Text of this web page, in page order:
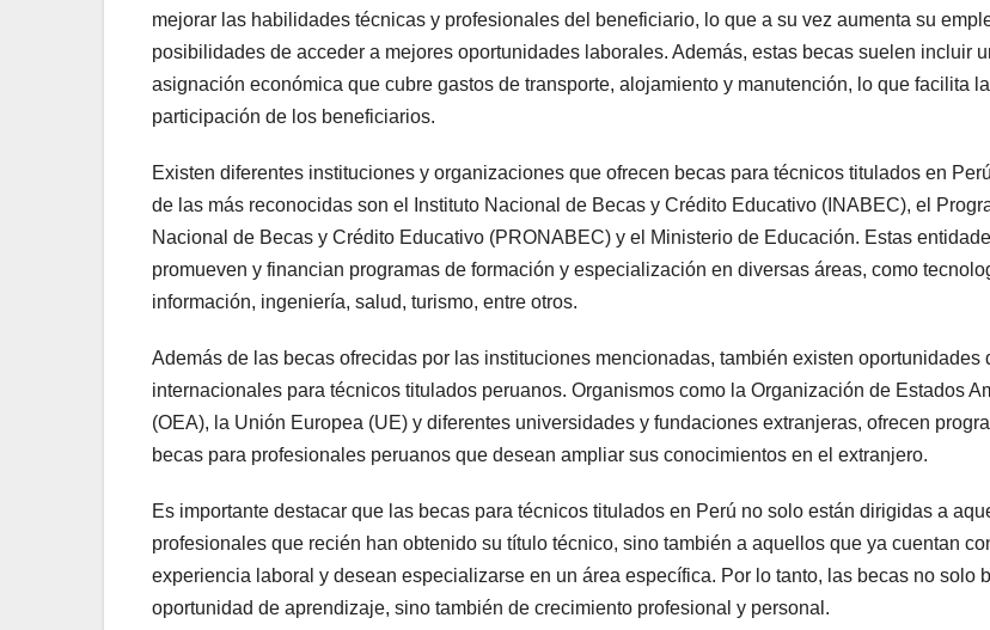
mejorar las habilidades técnicas y profesionales del beneficiario, lo que a su vez aumenta su
posibilidades de acceder a mejores oportunidades laborales. Además, estas becas suelen incluir
asignación económica que cubre gastos de transporte, alojamiento y manutención, lo que facilita la
participación de los beneficiarios.
Existen diferentes instituciones y organizaciones que ofrecen becas para técnicos titulados en
de las más reconocidas son el Instituto Nacional de Becas y Crédito Educativo (INABEC), el
Nacional de Becas y Crédito Educativo (PRONABEC) y el Ministerio de Educación. Estas
promueven y financian programas de formación y especialización en diversas áreas, como
información, ingeniería, salud, turismo, entre otros.
Además de las becas ofrecidas por las instituciones mencionadas, también existen oportunidades
internacionales para técnicos titulados peruanos. Organismos como la Organización de Estados
(OEA), la Unión Europea (UE) y diferentes universidades y fundaciones extranjeras, ofrecen
becas para profesionales peruanos que desean ampliar sus conocimientos en el extranjero.
Es importante destacar que las becas para técnicos titulados en Perú no solo están dirigidas a
profesionales que recién han obtenido su título técnico, sino también a aquellos que ya cuentan
experiencia laboral y desean especializarse en un área específica. Por lo tanto, las becas no solo
oportunidad de aprendizaje, sino también de crecimiento profesional y personal.